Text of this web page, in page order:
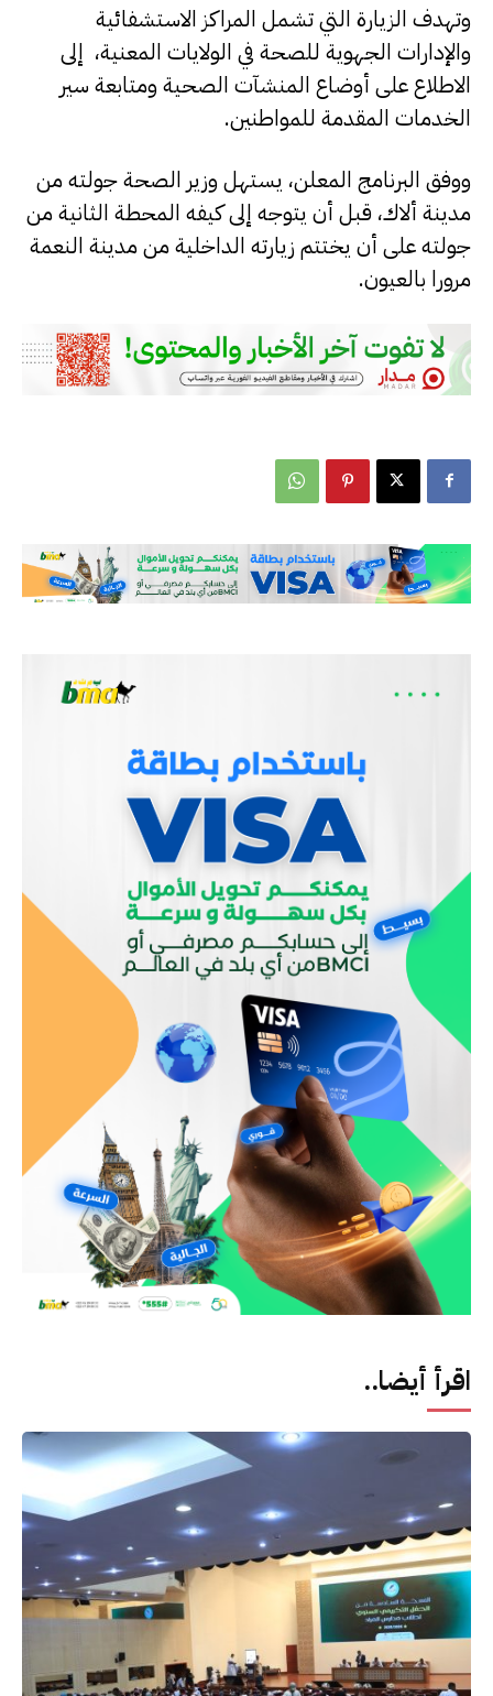
اقرأ أيضا..
وتهدف الزيارة التي تشمل المراكز الاستشفائية
والإدارات الجهوية للصحة في الولايات المعنية، إلى
الاطلاع على أوضاع المنشآت الصحية ومتابعة سير
الخدمات المقدمة للمواطنين.
ووفق البرنامج المعلن، يستهل وزير الصحة جولته من
مدينة ألاك، قبل أن يتوجه إلى كيفه المحطة الثانية من
جولته على أن يختتم زيارته الداخلية من مدينة النعمة
مرورا بالعيون.